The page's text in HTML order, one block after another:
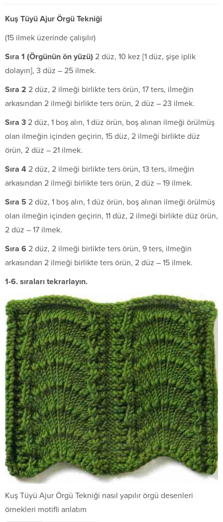
Kuş Tüyü Ajur Örgü Tekniği
(15 ilmek üzerinde çalışılır)
Sıra 1 (Örgünün ön yüzü) 2 düz, 10 kez [1 düz, şişe iplik
dolayın], 3 düz – 25 ilmek.
Sıra 2 2 düz, 2 ilmeği birlikte ters örün, 17 ters, ilmeğin
arkasından 2 ilmeği birlikte ters örün, 2 düz – 23 ilmek.
Sıra 3 2 düz, 1 boş alın, 1 düz örün, boş alınan ilmeği örülmüş
olan ilmeğin içinden geçirin, 15 düz, 2 ilmeği birlikte düz
örün, 2 düz – 21 ilmek.
Sıra 4 2 düz, 2 ilmeği birlikte ters örün, 13 ters, ilmeğin
arkasından 2 ilmeği birlikte ters örün, 2 düz – 19 ilmek.
Sıra 5 2 düz, 1 boş alın, 1 düz örün, boş alınan ilmeği örülmüş
olan ilmeğin içinden geçirin, 11 düz, 2 ilmeği birlikte düz örün,
2 düz – 17 ilmek.
Sıra 6 2 düz, 2 ilmeği birlikte ters örün, 9 ters, ilmeğin
arkasından 2 ilmeği birlikte ters örün, 2 düz – 15 ilmek.
1-6. sıraları tekrarlayın.
Kuş Tüyü Ajur Örgü Tekniği nasıl yapılır örgü desenleri
örnekleri motifli anlatım